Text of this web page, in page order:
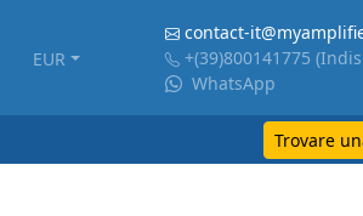
EUR
contact-
+(39)800141775
WhatsApp
Trovare